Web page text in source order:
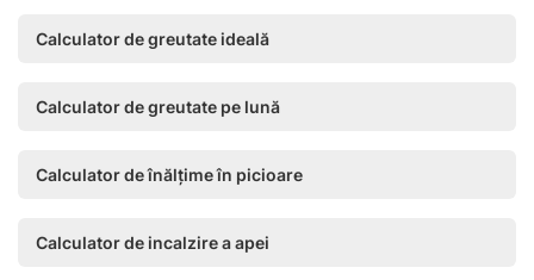
Calculator de greutate ideală
Calculator de greutate pe lună
Calculator de înălțime în picioare
Calculator de incalzire a apei